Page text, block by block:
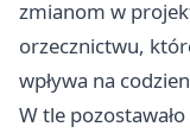
zmianom w
orzecznictwu,
wpływa na
W tle